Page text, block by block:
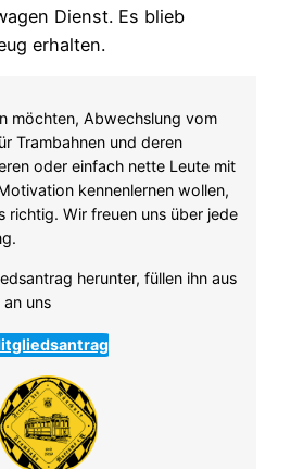
möchten, Abwechslung vom
Trambahnen und deren
oder einfach nette Leute mit
kennenlernen wollen,
richtig. Wir freuen uns über jede
herunter, füllen ihn aus
an uns